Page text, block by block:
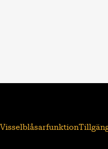
Visselblåsarfunktion